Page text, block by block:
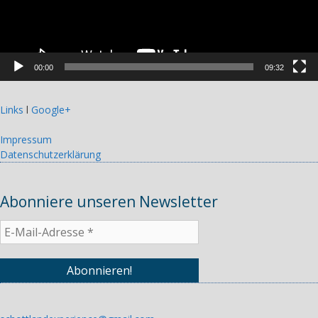
00:00 09:32
Links l Google+
Impressum
Datenschutzerklärung
Abonniere unseren Newsletter